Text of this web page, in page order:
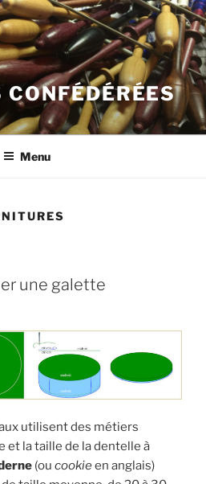
Menu
une galette
utilisent des métiers
et la taille de la dentelle à
(ou cookieen anglais)